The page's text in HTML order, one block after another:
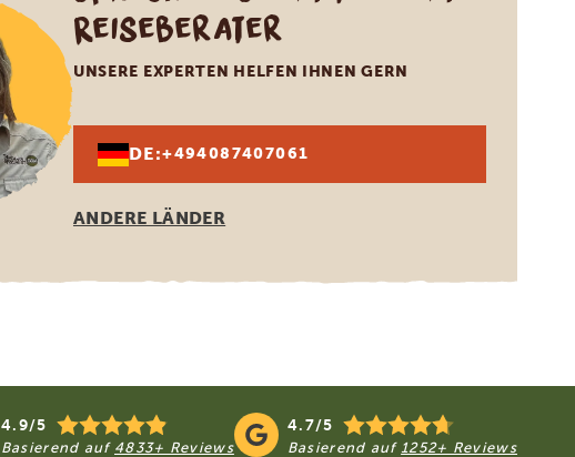
Reiseberater
UNSERE EXPERTEN HELFEN IHNEN GERN
DE:+494087407061
ANDERE LÄNDER
4.9/5
Basierend auf 4833+ Reviews
4.7/5
Basierend auf 1252+ Reviews